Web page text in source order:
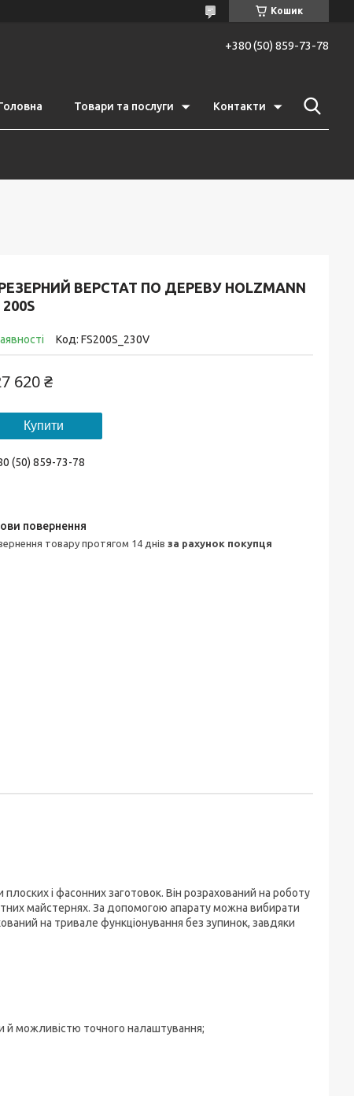
Кошик
+380 (50) 859-73-78
Товари та послуги Контакти
ВЕРСТАТ ПО ДЕРЕВУ HOLZMANN
200S
Код: FS200S_230V
620 ₴
Купити
(50) 859-73-78
товару протягом 14 днів за рахунок покупця
і фасонних заготовок. Він розрахований на роботу
майстернях. За допомогою апарату можна вибирати
на тривале функціонування без зупинок, завдяки
й можливістю точного налаштування;